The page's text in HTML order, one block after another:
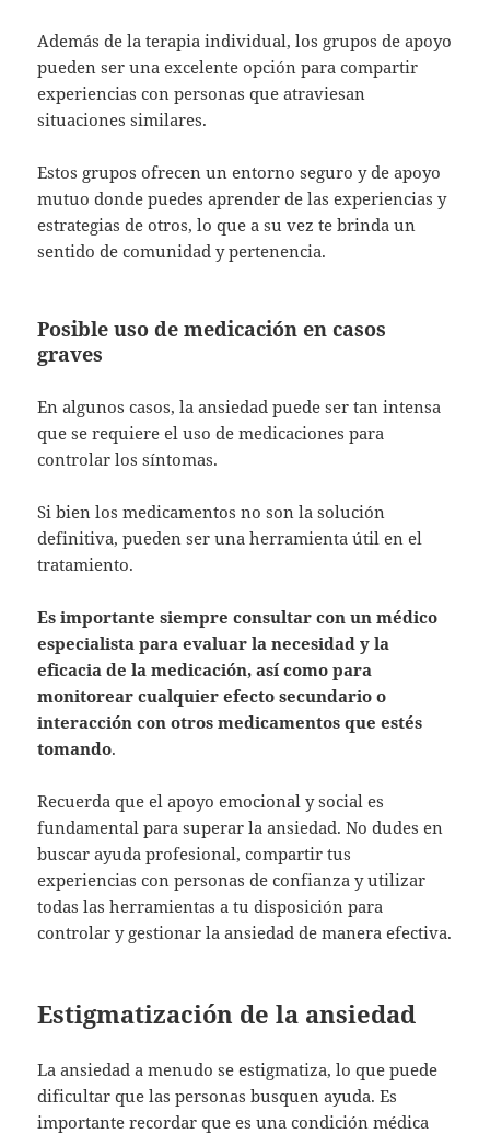
Además de la terapia individual, los grupos de apoyo
pueden ser una excelente opción para compartir
experiencias con personas que atraviesan
situaciones similares.
Estos grupos ofrecen un entorno seguro y de apoyo
mutuo donde puedes aprender de las experiencias y
estrategias de otros, lo que a su vez te brinda un
sentido de comunidad y pertenencia.
Posible uso de medicación en casos
graves
En algunos casos, la ansiedad puede ser tan intensa
que se requiere el uso de medicaciones para
controlar los síntomas.
Si bien los medicamentos no son la solución
definitiva, pueden ser una herramienta útil en el
tratamiento.
Es importante siempre consultar con un médico
especialista para evaluar la necesidad y la
eficacia de la medicación, así como para
monitorear cualquier efecto secundario o
interacción con otros medicamentos que estés
tomando.
Recuerda que el apoyo emocional y social es
fundamental para superar la ansiedad. No dudes en
buscar ayuda profesional, compartir tus
experiencias con personas de confianza y utilizar
todas las herramientas a tu disposición para
controlar y gestionar la ansiedad de manera efectiva.
Estigmatización de la ansiedad
La ansiedad a menudo se estigmatiza, lo que puede
dificultar que las personas busquen ayuda. Es
importante recordar que es una condición médica